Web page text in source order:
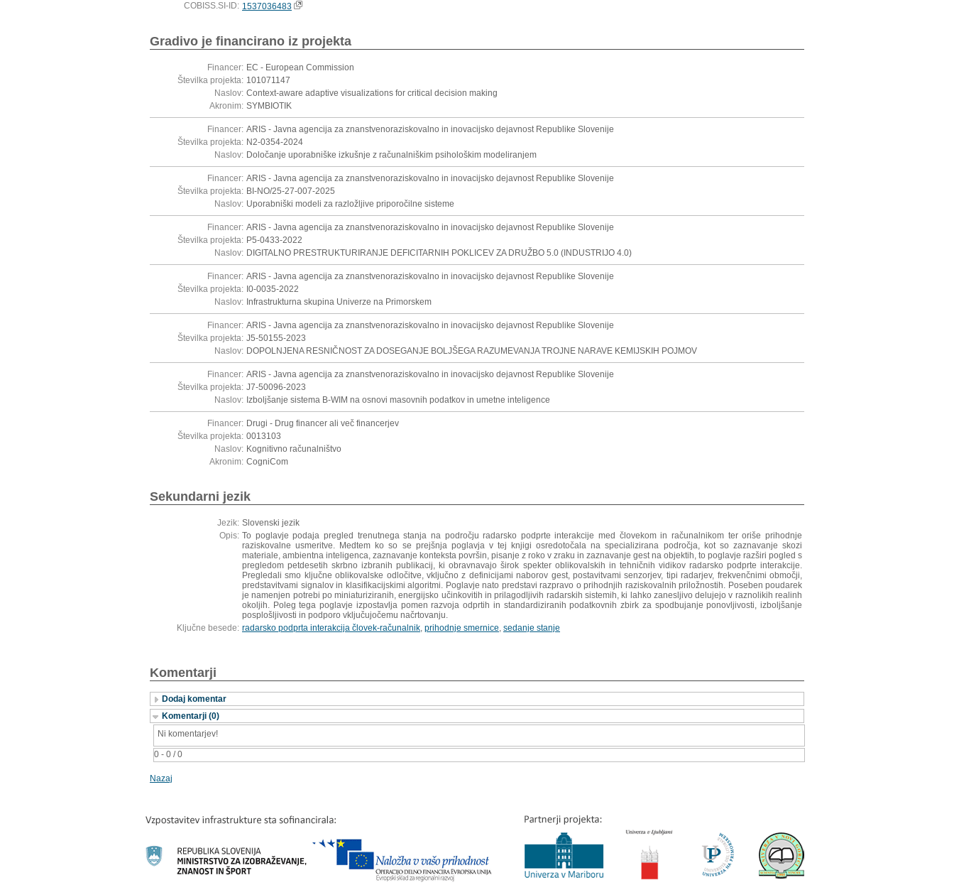
COBISS.SI-ID: 1537036483
Gradivo je financirano iz projekta
Financer: EC - European Commission
Številka projekta: 101071147
Naslov: Context-aware adaptive visualizations for critical decision making
Akronim: SYMBIOTIK
Financer: ARIS - Javna agencija za znanstvenoraziskovalno in inovacijsko dejavnost Republike Slovenije
Številka projekta: N2-0354-2024
Naslov: Določanje uporabniške izkušnje z računalniškim psihološkim modeliranjem
Financer: ARIS - Javna agencija za znanstvenoraziskovalno in inovacijsko dejavnost Republike Slovenije
Številka projekta: BI-NO/25-27-007-2025
Naslov: Uporabniški modeli za razložljive priporočilne sisteme
Financer: ARIS - Javna agencija za znanstvenoraziskovalno in inovacijsko dejavnost Republike Slovenije
Številka projekta: P5-0433-2022
Naslov: DIGITALNO PRESTRUKTURIRANJE DEFICITARNIH POKLICEV ZA DRUŽBO 5.0 (INDUSTRIJO 4.0)
Financer: ARIS - Javna agencija za znanstvenoraziskovalno in inovacijsko dejavnost Republike Slovenije
Številka projekta: I0-0035-2022
Naslov: Infrastrukturna skupina Univerze na Primorskem
Financer: ARIS - Javna agencija za znanstvenoraziskovalno in inovacijsko dejavnost Republike Slovenije
Številka projekta: J5-50155-2023
Naslov: DOPOLNJENA RESNIČNOST ZA DOSEGANJE BOLJŠEGA RAZUMEVANJA TROJNE NARAVE KEMIJSKIH POJMOV
Financer: ARIS - Javna agencija za znanstvenoraziskovalno in inovacijsko dejavnost Republike Slovenije
Številka projekta: J7-50096-2023
Naslov: Izboljšanje sistema B-WIM na osnovi masovnih podatkov in umetne inteligence
Financer: Drugi - Drug financer ali več financerjev
Številka projekta: 0013103
Naslov: Kognitivno računalništvo
Akronim: CogniCom
Sekundarni jezik
Jezik: Slovenski jezik
Opis: To poglavje podaja pregled trenutnega stanja na področju radarsko podprte interakcije med človekom in računalnikom ter oriše prihodnje
raziskovalne usmeritve. Medtem ko so se prejšnja poglavja v tej knjigi osredotočala na specializirana področja, kot so zaznavanje skozi
materiale, ambientna inteligenca, zaznavanje konteksta površin, pisanje z roko v zraku in zaznavanje gest na objektih, to poglavje razširi pogled s
pregledom petdesetih skrbno izbranih publikacij, ki obravnavajo širok spekter oblikovalskih in tehničnih vidikov radarsko podprte interakcije.
Pregledali smo ključne oblikovalske odločitve, vključno z definicijami naborov gest, postavitvami senzorjev, tipi radarjev, frekvenčnimi območji,
predstavitvami signalov in klasifikacijskimi algoritmi. Poglavje nato predstavi razpravo o prihodnjih raziskovalnih priložnostih. Poseben poudarek
je namenjen potrebi po miniaturiziranih, energijsko učinkovitih in prilagodljivih radarskih sistemih, ki lahko zanesljivo delujejo v raznolikih realinh
okoljih. Poleg tega poglavje izpostavlja pomen razvoja odprtih in standardiziranih podatkovnih zbirk za spodbujanje ponovljivosti, izboljšanje
posplošljivosti in podporo vključujočemu načrtovanju.
Ključne besede: radarsko podprta interakcija človek-računalnik, prihodnje smernice, sedanje stanje
Komentarji
Dodaj komentar
Komentarji (0)
0 - 0 / 0
Ni komentarjev!
Nazaj